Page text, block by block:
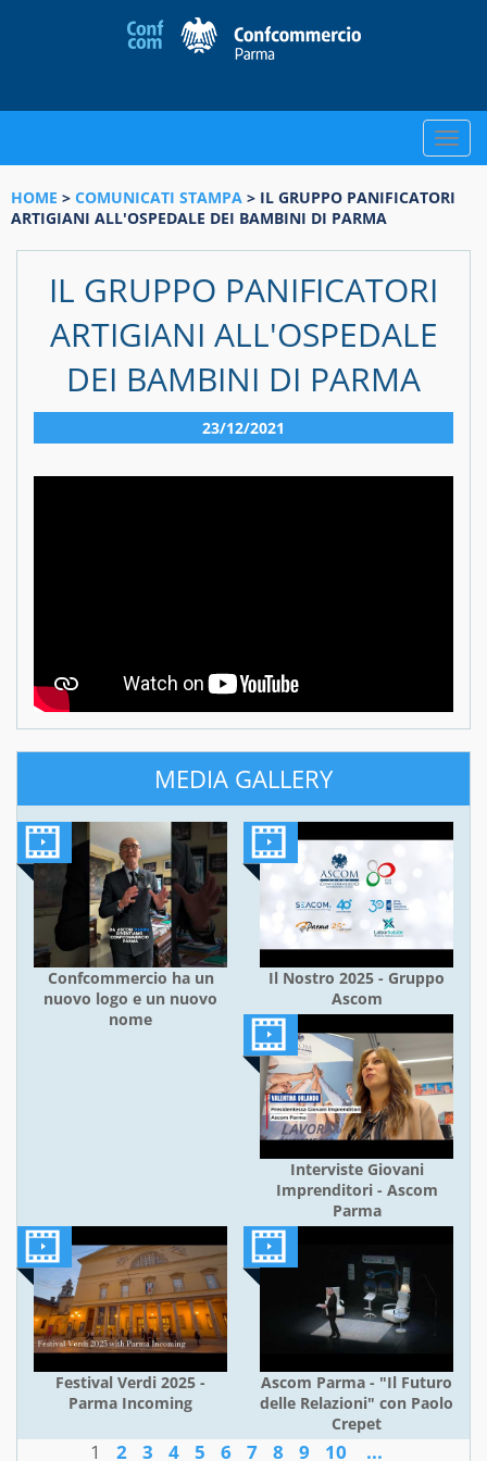
Toggle
HOME > COMUNICATI STAMPA > IL GRUPPO PANIFICATORI
ARTIGIANI ALL'OSPEDALE DEI BAMBINI DI PARMA
IL GRUPPO PANIFICATORI
ARTIGIANI ALL'OSPEDALE
DEI BAMBINI DI PARMA
23/12/2021
MEDIA GALLERY
Confcommercio ha un
nuovo logo e un nuovo
nome
Il Nostro 2025 - Gruppo
Ascom
Interviste Giovani
Imprenditori - Ascom
Parma
Festival Verdi 2025 -
Parma Incoming
Ascom Parma - "Il Futuro
delle Relazioni" con Paolo
Crepet
1 2 3 4 5 6 7 8 9 10 ...